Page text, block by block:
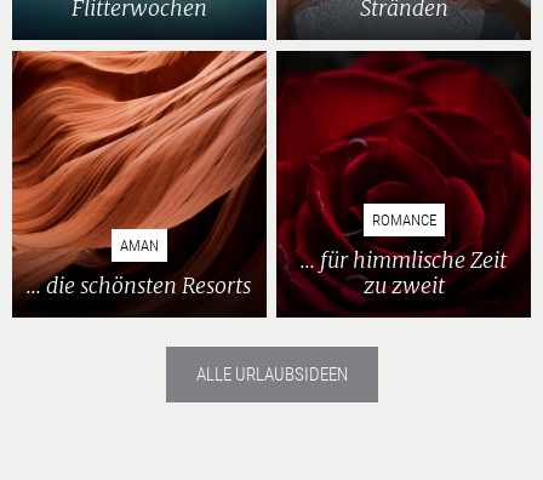
Flitterwochen Stränden
AMAN
... die schönsten Resorts
ROMANCE
... für himmlische Zeit
zu zweit
ALLE URLAUBSIDEEN